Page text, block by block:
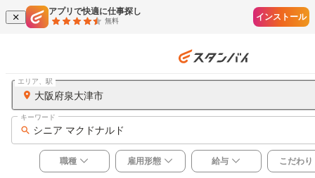
アプリで快適に仕事探し
無料 インストール
大阪府泉大津市
エリア、駅
シニア マクドナルド
キーワード
職種 雇用形態 給与 こだわり